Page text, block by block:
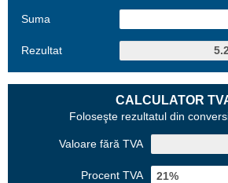
Suma
Rezultat
CALCULATOR
Foloseşte rezultatul din
Valoare fără TVA
Procent TVA